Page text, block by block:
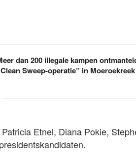
dan 200 illegale kampen
Sweep-operatie” in Moeroekreek
Etnel, Diana Pokie,